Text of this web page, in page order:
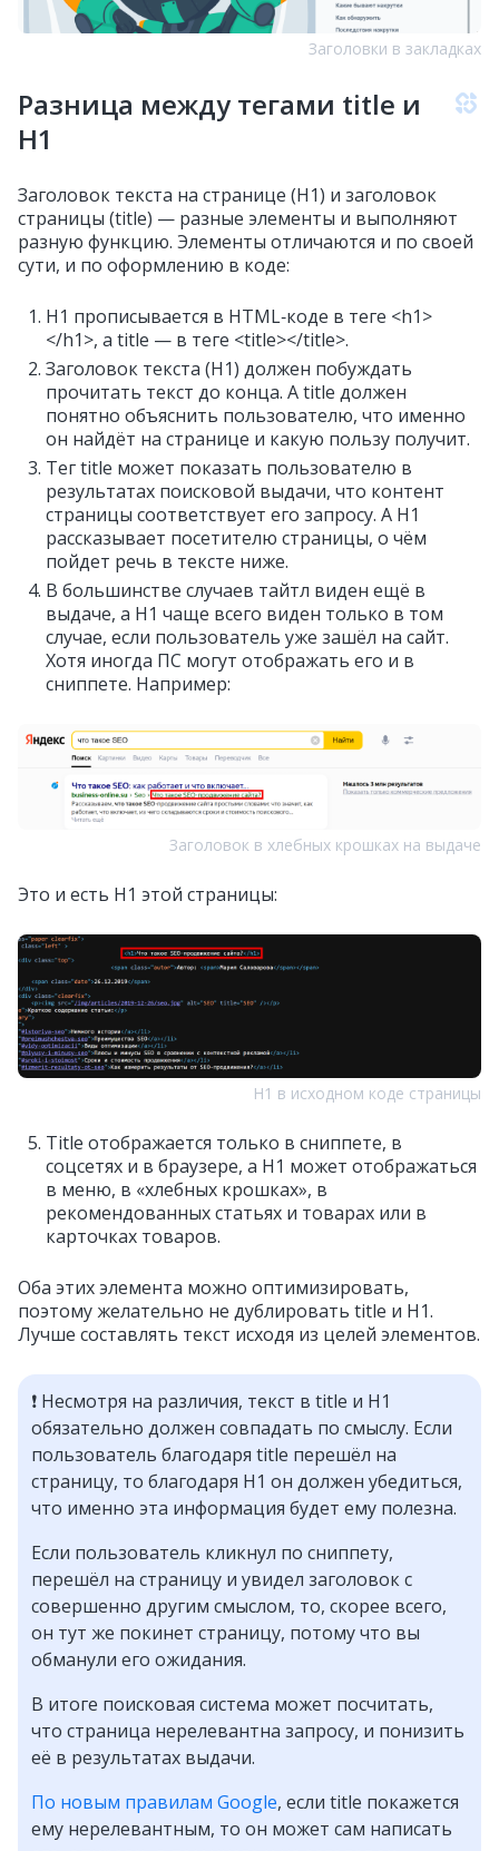
Заголовки в закладках
Разница между тегами title и
H1
Заголовок текста на странице (H1) и заголовок
страницы (title) — разные элементы и выполняют
разную функцию. Элементы отличаются и по своей
сути, и по оформлению в коде:
H1 прописывается в HTML‑коде в теге <h1>
</h1>, а title — в теге <title></title>.
Заголовок текста (H1) должен побуждать
прочитать текст до конца. А title должен
понятно объяснить пользователю, что именно
он найдёт на странице и какую пользу получит.
Тег title может показать пользователю в
результатах поисковой выдачи, что контент
страницы соответствует его запросу. А H1
рассказывает посетителю страницы, о чём
пойдет речь в тексте ниже.
В большинстве случаев тайтл виден ещё в
выдаче, а H1 чаще всего виден только в том
случае, если пользователь уже зашёл на сайт.
Хотя иногда ПС могут отображать его и в
сниппете. Например:
Заголовок в хлебных крошках на выдаче
Это и есть H1 этой страницы:
H1 в исходном коде страницы
Title отображается только в сниппете, в
соцсетях и в браузере, а H1 может отображаться
в меню, в «хлебных крошках», в
рекомендованных статьях и товарах или в
карточках товаров.
Оба этих элемента можно оптимизировать,
поэтому желательно не дублировать title и H1.
Лучше составлять текст исходя из целей элементов.
❗️ Несмотря на различия, текст в title и H1
обязательно должен совпадать по смыслу. Если
пользователь благодаря title перешёл на
страницу, то благодаря H1 он должен убедиться,
что именно эта информация будет ему полезна.
Если пользователь кликнул по сниппету,
перешёл на страницу и увидел заголовок с
совершенно другим смыслом, то, скорее всего,
он тут же покинет страницу, потому что вы
обманули его ожидания.
В итоге поисковая система может посчитать,
что страница нерелевантна запросу, и понизить
её в результатах выдачи.
По новым правилам Google, если title покажется
ему нерелевантным, то он может сам написать